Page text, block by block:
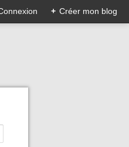
+ Créer mon blog